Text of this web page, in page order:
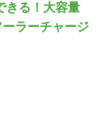
きる！大容量
ラーチャージ